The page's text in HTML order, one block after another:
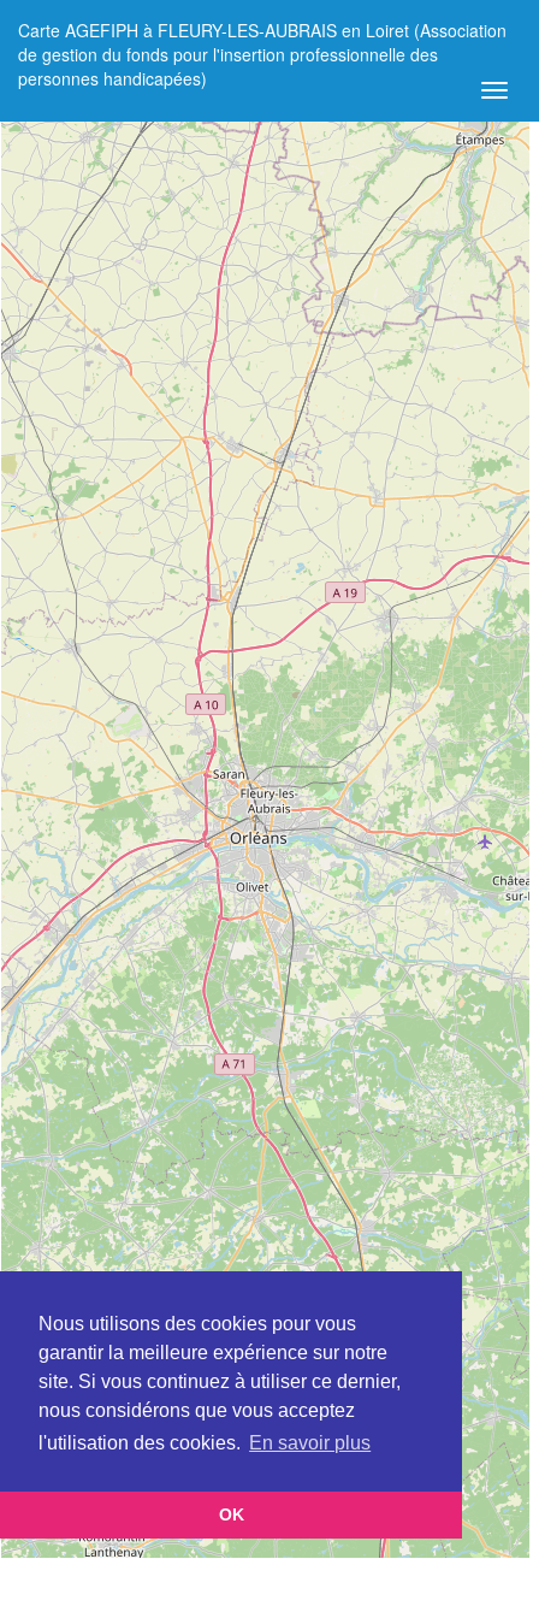
Nous utilisons des cookies pour vous
garantir la meilleure expérience sur notre
site. Si vous continuez à utiliser ce dernier,
nous considérons que vous acceptez
l'utilisation des cookies. En savoir plus
OK
Carte AGEFIPH à FLEURY-LES-AUBRAIS en Loiret (Association
de gestion du fonds pour l'insertion professionnelle des
personnes handicapées)
+
−